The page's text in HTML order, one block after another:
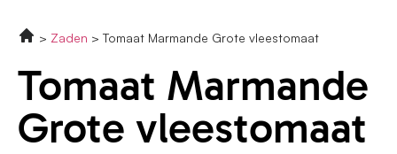
Zaden Tomaat Marmande Grote vleestomaat
Tomaat Marmande
Grote vleestomaat